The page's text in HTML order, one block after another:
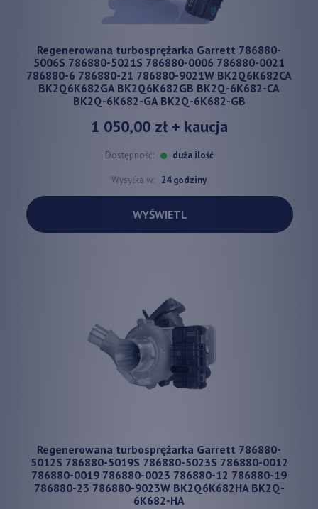
Regenerowana turbosprężarka Garrett 786880-
5006S 786880-5021S 786880-0006 786880-0021
786880-6 786880-21 786880-9021W BK2Q6K682CA
BK2Q6K682GA BK2Q6K682GB BK2Q-6K682-CA
BK2Q-6K682-GA BK2Q-6K682-GB
1 050,00 zł+ kaucja
Dostępność: duża ilość
Wysyłka w: 24 godziny
WYŚWIETL
Regenerowana turbosprężarka Garrett 786880-
5012S 786880-5019S 786880-5023S 786880-0012
786880-0019 786880-0023 786880-12 786880-19
786880-23 786880-9023W BK2Q6K682HA BK2Q-
6K682-HA